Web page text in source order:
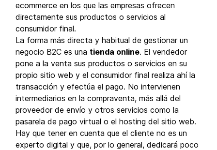
ecommerce en los que las empresas ofrecen
directamente sus productos o servicios al
consumidor final.
La forma más directa y habitual de gestionar un
negocio B2C es una tienda online. El vendedor
pone a la venta sus productos o servicios en su
propio sitio web y el consumidor final realiza ahí la
transacción y efectúa el pago. No intervienen
intermediarios en la compraventa, más allá del
proveedor de envío y otros servicios como la
pasarela de pago virtual o el hosting del sitio web.
Hay que tener en cuenta que el cliente no es un
experto digital y que, por lo general, dedicará poco